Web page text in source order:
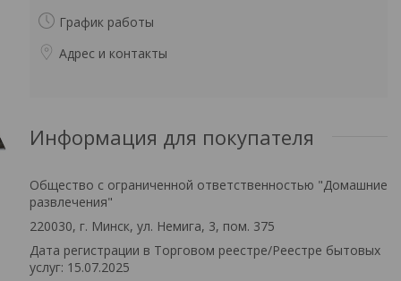
График работы
Адрес и контакты
Информация для покупателя
Общество с ограниченной ответственностью "Домашние
развлечения"
220030, г. Минск, ул. Немига, 3, пом. 375
Дата регистрации в Торговом реестре/Реестре бытовых
услуг: 15.07.2025